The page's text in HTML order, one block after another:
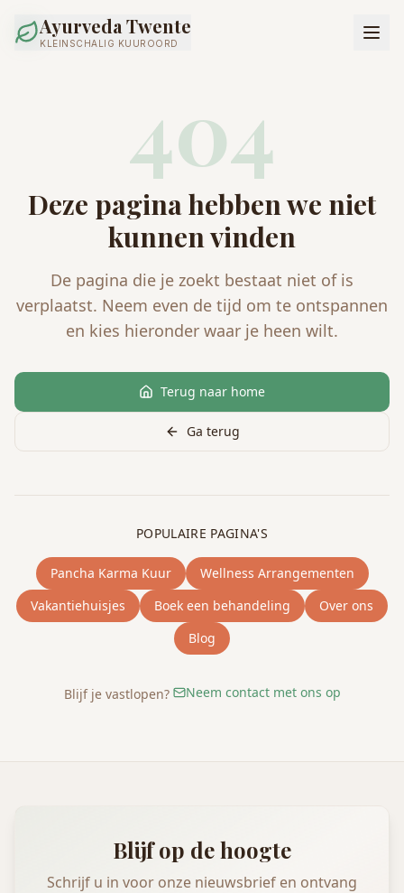
Ayurveda Twente
KLEINSCHALIG KUUROORD
404
Deze pagina hebben we niet
kunnen vinden
De pagina die je zoekt bestaat niet of is
verplaatst. Neem even de tijd om te ontspannen
en kies hieronder waar je heen wilt.
Terug naar home
Ga terug
POPULAIRE PAGINA'S
Pancha Karma Kuur
Wellness Arrangementen
Vakantiehuisjes
Boek een behandeling
Over ons
Blog
Blijf je vastlopen? Neem contact met ons op
Blijf op de hoogte
Schrijf u in voor onze nieuwsbrief en ontvang